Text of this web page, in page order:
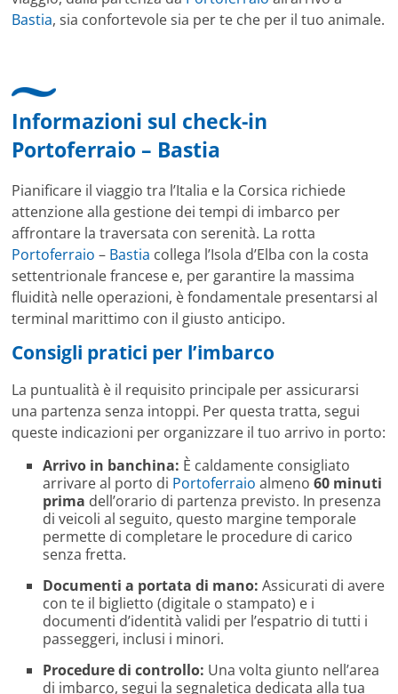
Bastia, sia confortevole sia per te che per il tuo animale.
Informazioni sul check-in
Portoferraio – Bastia
Pianificare il viaggio tra l’Italia e la Corsica richiede
attenzione alla gestione dei tempi di imbarco per
affrontare la traversata con serenità. La rotta
Portoferraio – Bastia collega l’Isola d’Elba con la costa
settentrionale francese e, per garantire la massima
fluidità nelle operazioni, è fondamentale presentarsi al
terminal marittimo con il giusto anticipo.
Consigli pratici per l’imbarco
La puntualità è il requisito principale per assicurarsi
una partenza senza intoppi. Per questa tratta, segui
queste indicazioni per organizzare il tuo arrivo in porto:
Arrivo in banchina: È caldamente consigliato
arrivare al porto di Portoferraio almeno60 minuti
prima dell’orario di partenza previsto. In presenza
di veicoli al seguito, questo margine temporale
permette di completare le procedure di carico
senza fretta.
Documenti a portata di mano: Assicurati di avere
con te il biglietto (digitale o stampato) e i
documenti d’identità validi per l’espatrio di tutti i
passeggeri, inclusi i minori.
Procedure di controllo: Una volta giunto nell’area
di imbarco, segui la segnaletica dedicata alla tua